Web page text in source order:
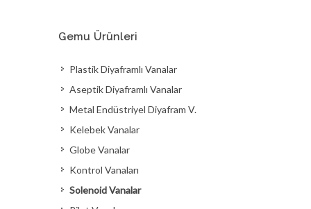
Gemu Ürünleri
Plastik Diyaframlı Vanalar
Aseptik Diyaframlı Vanalar
Metal Endüstriyel Diyafram V.
Kelebek Vanalar
Globe Vanalar
Kontrol Vanaları
Solenoid Vanalar